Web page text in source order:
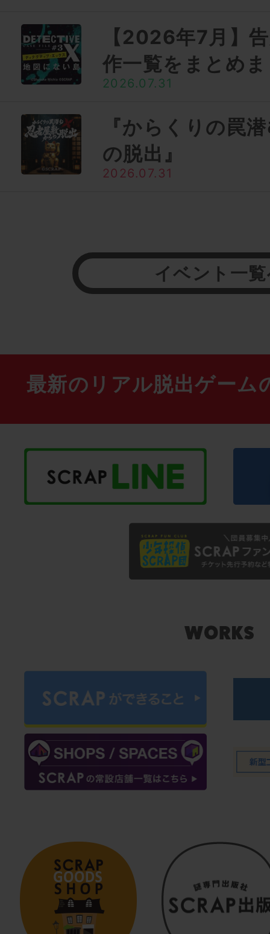
【2026年7月】
作一覧をまとめ
2026.07.31
『からくりの罠
の脱出』
2026.07.31
イベント一
最新のリアル脱出ゲーム